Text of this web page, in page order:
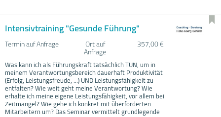
Intensivtraining "Gesunde Führung"
Termin auf Anfrage Ort auf
Anfrage
357,00 €
Was kann ich als Führungskraft tatsächlich TUN, um in
meinem Verantwortungsbereich dauerhaft Produktivität
(Erfolg, Leistungsfreude, ...) UND Leistungsfähigkeit zu
entfalten? Wie weit geht meine Verantwortung? Wie
erhalte ich meine eigene Leistungsfähigkeit, vor allem bei
Zeitmangel? Wie gehe ich konkret mit überforderten
Mitarbeitern um? Das Seminar vermittelt grundlegende